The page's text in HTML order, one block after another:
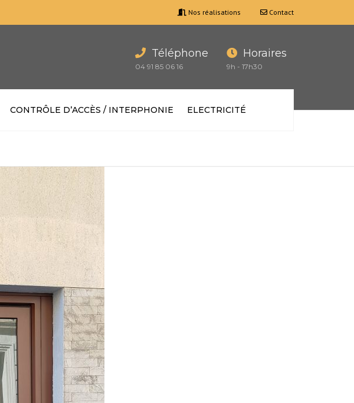
Nos réalisations Contact
Téléphone
04 91 85 06 16
Horaires
9h - 17h30
CONTRÔLE D’ACCÈS / INTERPHONIE ELECTRICITÉ